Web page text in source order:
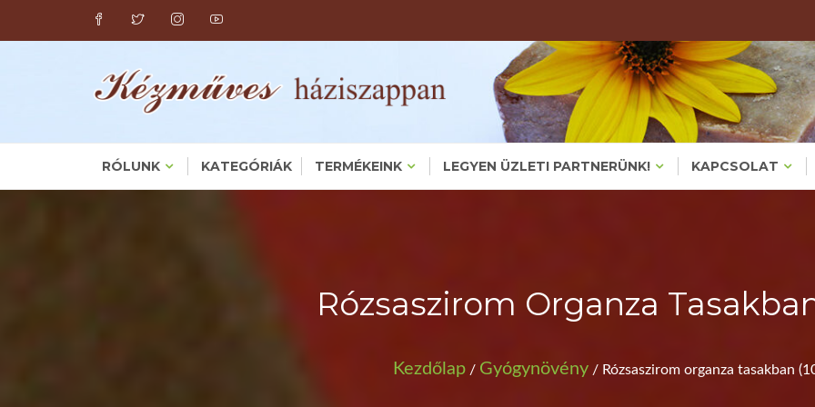
KÉZMŰVES
Valódi, Főzött Növényi Háziszappanok – Bőrproblémákra
RÓLUNK KATEGÓRIÁK TERMÉKEINK LEGYEN ÜZLETI PARTNERÜNK! KAPCSOLAT
Rózsaszirom Organza
Kezdőlap / Gyógynövény / Rózsaszirom organza tasakban